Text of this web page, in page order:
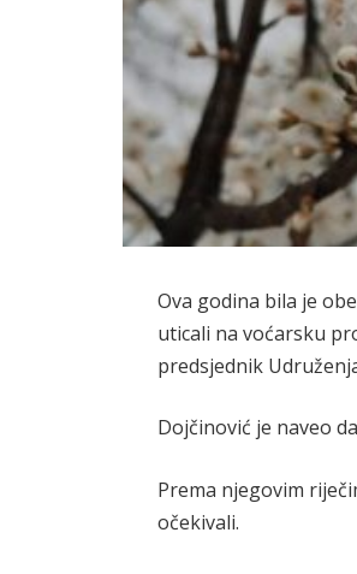
Ova godina bila je
uticali na voćarsku
predsjednik
Dojčinović je naveo
Prema njegovim
očekivali.